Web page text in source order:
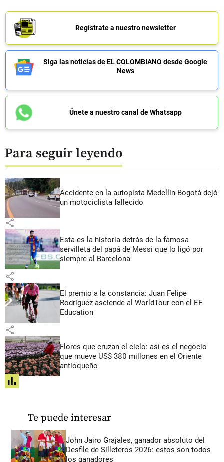
Regístrate a nuestro newsletter
Siga las noticias de EL COLOMBIANO desde Google
News
Únete a nuestro canal de Whatsapp
Para seguir leyendo
Accidente en la autopista Medellín-Bogotá dejó
un motociclista fallecido
share
Esta es la historia detrás de la famosa
servilleta del papá de Messi que lo ligó por
siempre al Barcelona
share
El premio a la constancia: Juan Felipe
Rodríguez asciende al WorldTour con el EF
Education
share
Flores que cruzan el cielo: así es el negocio
que mueve US$ 380 millones en el Oriente
antioqueño
share
Te puede interesar
John Jairo Grajales, ganador absoluto del
Desfile de Silleteros 2026: estos son todos
los ganadores